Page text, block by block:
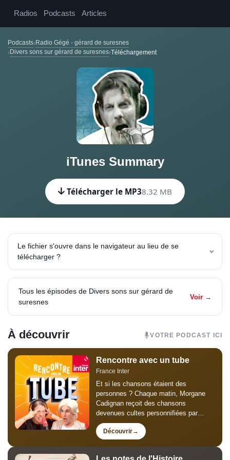
Radios Podcasts Articles
Podcasts Radio Gégé - gérard de suresnes
Divers sons sur gérard de suresnes Téléchargement
iTunes Summary
Télécharger le MP38.32 MB
Le fichier s'ouvre dans le navigateur au lieu de se
télécharger ?
Tous les épisodes de Divers sons sur gérard de
suresnes
Voir →
À découvrir VOTRE PODCAST ICI
Rencontre avec un tube
France Inter
Et si les chansons étaient des
personnes ? Chaque matin, Morgane
Cadignan reçoit des chansons
devenues cultes personnifiées par
Thomas Poitevin pour un faux grand
entretien de trois minutes : humour,
Découvrir